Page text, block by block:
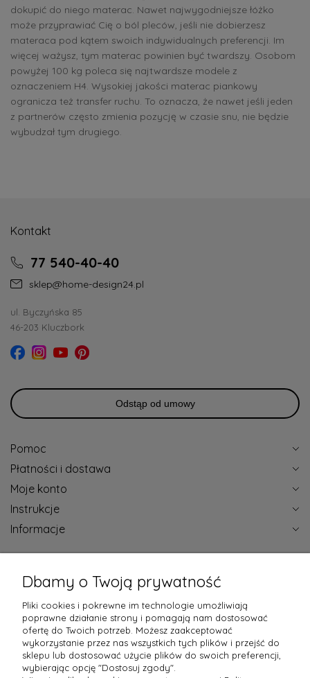
dokupić do niego materac. Nawet najwygodniejsze łóżko
może przyprawiać Cię o ból pleców, jeśli nie dobierzesz
materaca pod kątem swoich indywidualnych preferencji. Im
więcej ważysz, tym materac powinien być twardszy. Osobom
powyżej 100 kg poleca się najtwardsze modele z
oznaczeniem H4. Wysokiej jakości materac piankowy
ogranicza też transfer ruchu. To oznacza, że nawet jeśli jeden
z partnerów często zmienia pozycję w czasie snu, nie będzie
wybudzał tym drugiego.
Kontakt
77 540-40-40
sklep@home-design24.pl
ul. Byczyńska 85
46-203 Kluczbork
Odstąp od umowy
Pomoc
Płatności i dostawa
Moje konto
Instrukcje
Informacje
Raty obsługują
Dbamy o Twoją prywatność
Pliki cookies i pokrewne im technologie umożliwiają
poprawne działanie strony i pomagają nam dostosować
ofertę do Twoich potrzeb. Możesz zaakceptować
wykorzystanie przez nas wszystkich tych plików i przejść do
sklepu lub dostosować użycie plików do swoich preferencji,
wybierając opcję "Dostosuj zgody".